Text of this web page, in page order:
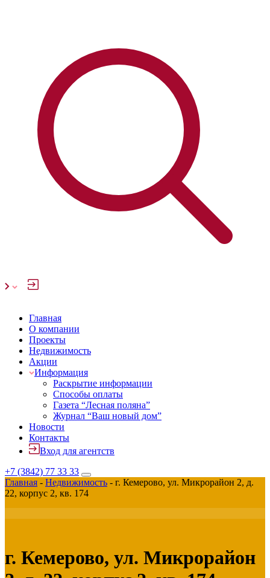
Главная
О компании
Проекты
Недвижимость
Акции
Информация
Раскрытие информации
Способы оплаты
Газета “Лесная поляна”
Журнал “Ваш новый дом”
Новости
Контакты
Вход для агентств
+7 (3842) 77 33 33
Главная - Недвижимость - г. Кемерово, ул. Микрорайон 2, д.
22, корпус 2, кв. 174
г. Кемерово, ул. Микрорайон